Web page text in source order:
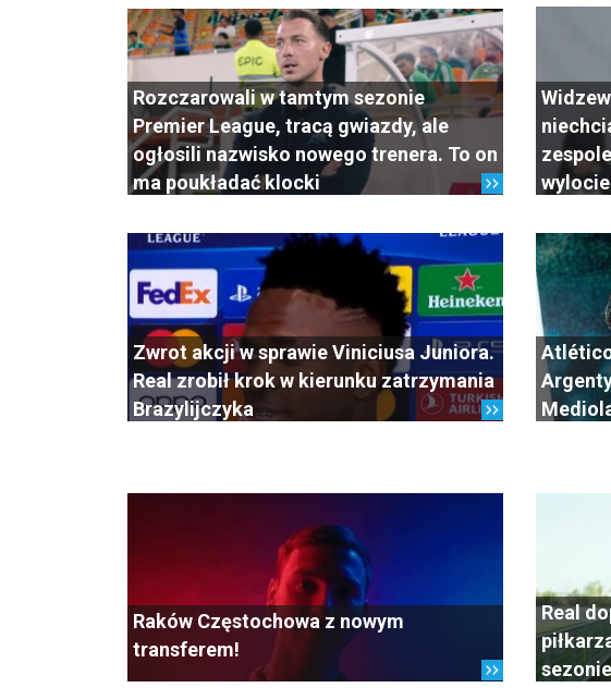
Rozczarowali w tamtym sezonie
Premier League, tracą gwiazdy, ale
ogłosili nazwisko nowego trenera. To on
ma poukładać klocki
wylocie
Zwrot akcji w sprawie Viniciusa Juniora.
Real zrobił krok w kierunku zatrzymania
Brazylijczyka
Raków Częstochowa z nowym
transferem!
Real
sezonie